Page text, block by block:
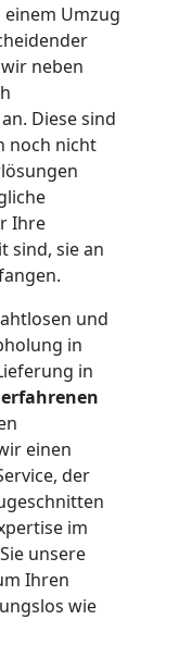
einem Umzug
neben
an. Diese sind
noch nicht
Ihre
sind, sie an
und
in
in
erfahrenen
einen
der
im
unsere
Ihren
wie